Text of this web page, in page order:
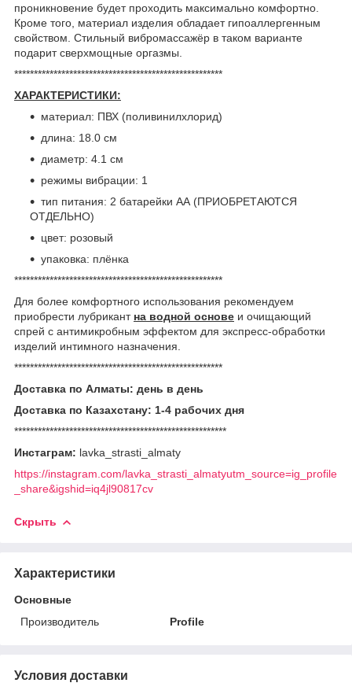
проникновение будет проходить максимально комфортно.
Кроме того, материал изделия обладает гипоаллергенным
свойством. Стильный вибромассажёр в таком варианте
подарит сверхмощные оргазмы.
*****************************************************
ХАРАКТЕРИСТИКИ:
материал: ПВХ (поливинилхлорид)
длина: 18.0 см
диаметр: 4.1 см
режимы вибрации: 1
тип питания: 2 батарейки АА (ПРИОБРЕТАЮТСЯ
ОТДЕЛЬНО)
цвет: розовый
упаковка: плёнка
*****************************************************
Для более комфортного использования рекомендуем
приобрести лубрикант на водной основе и очищающий
спрей с антимикробным эффектом для экспресс-обработки
изделий интимного назначения.
*****************************************************
Доставка по Алматы: день в день
Доставка по Казахстану: 1-4 рабочих дня
******************************************************
Инстаграм: lavka_strasti_almaty
https://instagram.com/lavka_strasti_almatyutm_source=ig_profile
_share&igshid=iq4jl90817cv
Скрыть
Характеристики
Основные
Производитель
Profile
Условия доставки